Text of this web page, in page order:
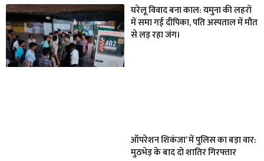
घरेलू विवाद बना काल: यमुना की लहरों
में समा गई दीपिका, पति अस्पताल में मौत
से लड़ रहा जंग।
ऑपरेशन शिकंजा’ में पुलिस का बड़ा वार:
मुठभेड़ के बाद दो शातिर गिरफ्तार